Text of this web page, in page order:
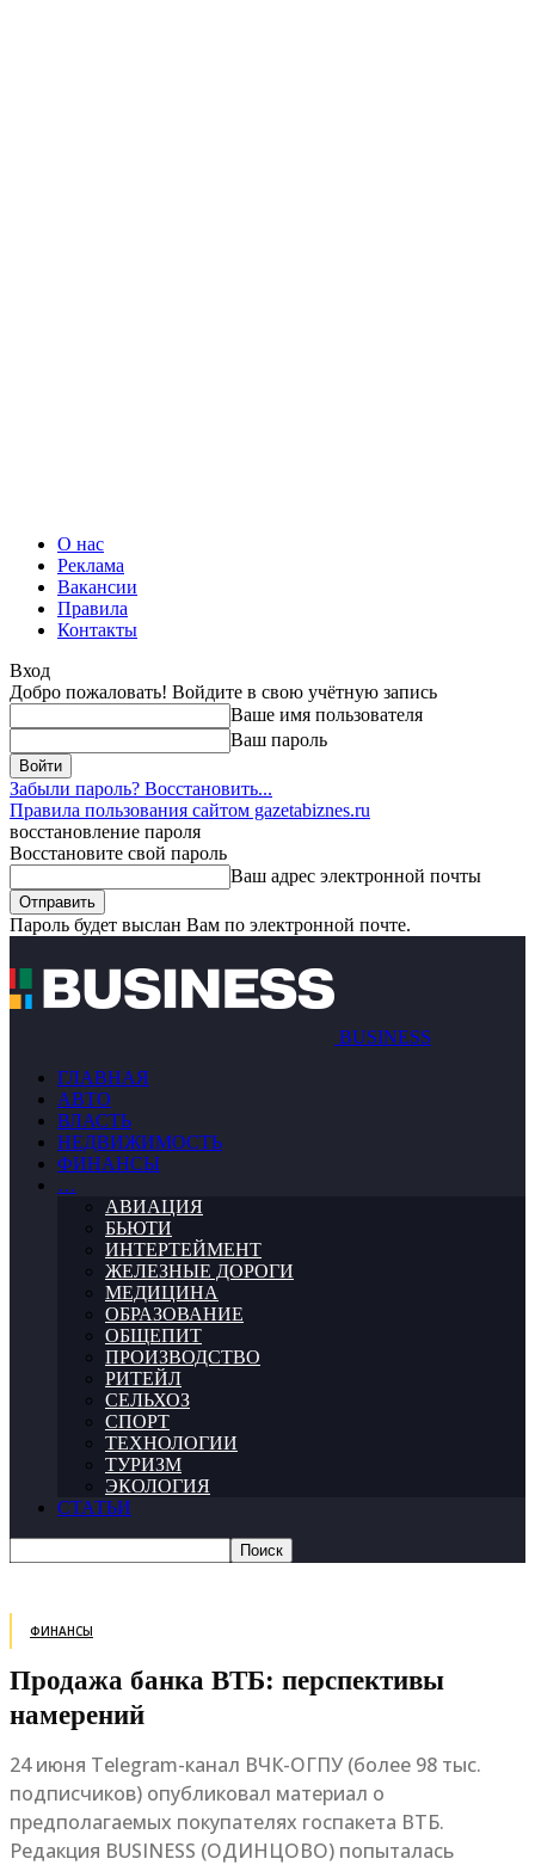
О нас
Реклама
Вакансии
Правила
Контакты
Вход
Добро пожаловать! Войдите в свою учётную запись
Ваше имя пользователя
Ваш пароль
Забыли пароль? Восстановить...
Правила пользования сайтом gazetabiznes.ru
восстановление пароля
Восстановите свой пароль
Ваш адрес электронной почты
Пароль будет выслан Вам по электронной почте.
BUSINESS
ГЛАВНАЯ
АВТО
ВЛАСТЬ
НЕДВИЖИМОСТЬ
ФИНАНСЫ
…
АВИАЦИЯ
БЬЮТИ
ИНТЕРТЕЙМЕНТ
ЖЕЛЕЗНЫЕ ДОРОГИ
МЕДИЦИНА
ОБРАЗОВАНИЕ
ОБЩЕПИТ
ПРОИЗВОДСТВО
РИТЕЙЛ
СЕЛЬХОЗ
СПОРТ
ТЕХНОЛОГИИ
ТУРИЗМ
ЭКОЛОГИЯ
СТАТЬИ
ФИНАНСЫ
Продажа банка ВТБ: перспективы
намерений
24 июня Telegram-канал ВЧК-ОГПУ (более 98 тыс.
подписчиков) опубликовал материал о
предполагаемых покупателях госпакета ВТБ.
Редакция BUSINESS (ОДИНЦОВО) попыталась